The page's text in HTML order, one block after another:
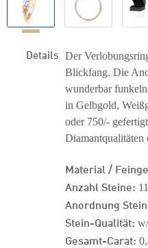
Details Der
Blickfang. Die
wunderbar
in Gelbgold,
oder 750/-
Diamantqualitäten
Material /
Anzahl Steine: 11
Anordnung
Stein-Qualität:
Gesamt-Carat: